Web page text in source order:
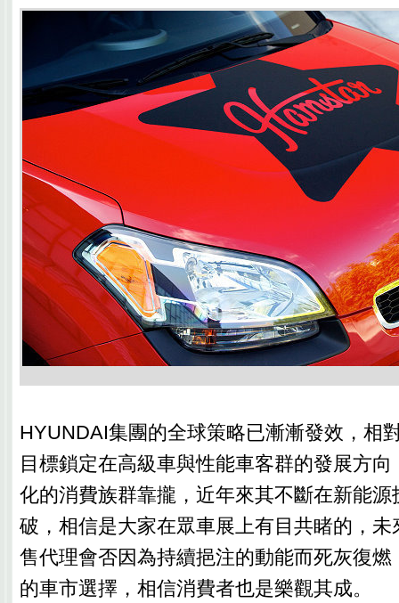
HYUNDAI集團的全球策略已漸漸發效，相
目標鎖定在高級車與性能車客群的發展方
化的消費族群靠攏，近年來其不斷在新能源
破，相信是大家在眾車展上有目共睹的，
售代理會否因為持續挹注的動能而死灰復
的車市選擇，相信消費者也是樂觀其成。